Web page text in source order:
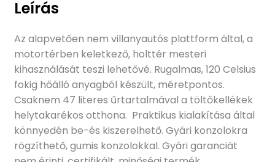
Leírás
Az alapvetően nem villanyautós plattform által, a
motortérben keletkező, holttér mesteri
kihasználását teszi lehetővé. Rugalmas, 120 Celsius
fokig hőálló anyagból készült, méretpontos.
Csaknem 47 literes űrtartalmával a töltőkellékek
helytakarékos otthona. Praktikus kialakítása által
könnyedén be-és kiszerelhető. Gyári konzolokra
rögzíthető, gumis konzolokkal. Gyári garanciát